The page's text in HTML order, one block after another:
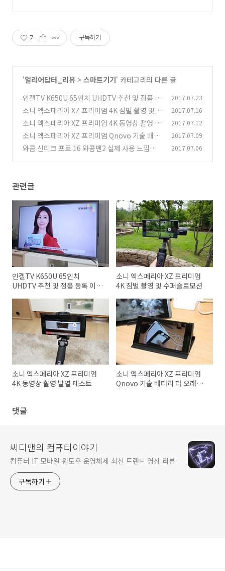
7 구독하기
'얼리어답터_리뷰 > 스마트기기' 카테고리의 다른 글
인켈TV K650U 65인치 UHDTV 추천 및 정품 등
록 이벤트
(1)
2017.07.23
소니 엑스페리아 XZ 프리미엄 4K 짐벌 촬영 및
수퍼슬로모션
(10)
2017.07.16
소니 엑스페리아 XZ 프리미엄 4K 동영상 촬영 발
열 테스트
(2)
2017.07.12
소니 엑스페리아 XZ 프리미엄 Qnovo 기술 배터
리 더 오래쓴다
(8)
2017.07.09
와콤 신티크 프로 16 와콤펜2 실제 사용 느낌은 2017.07.06
관련글
인켈TV K650U 65인치
UHDTV 추천 및 정품 등록 이벤
소니 엑스페리아 XZ 프리미엄
4K 짐벌 촬영 및 수퍼슬로모션
소니 엑스페리아 XZ 프리미엄
4K 동영상 촬영 발열 테스트
소니 엑스페리아 XZ 프리미엄
Qnovo 기술 배터리 더 오래쓴
댓글
씨디맨의 컴퓨터이야기
컴퓨터 IT 모바일 윈도우 운영체제 최신 트랜드 영상 리뷰
구독하기